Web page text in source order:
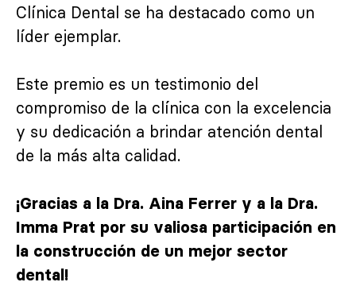
Clínica Dental se ha destacado como un
líder ejemplar.
Este premio es un testimonio del
compromiso de la clínica con la excelencia
y su dedicación a brindar atención dental
de la más alta calidad.
¡Gracias a la Dra. Aina Ferrer y a la Dra.
Imma Prat por su valiosa participación en
la construcción de un mejor sector
dental!